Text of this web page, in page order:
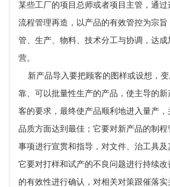
某些工厂的项目总师或者项目主管，通
流程管理再造，以产品的有效管控为宗
管、生产、物料、技术分工与协调，达
营。
新产品导入要把顾客的图样或设想，
靠、可以批量性生产的产品，使主导的
客的要求，最终使产品顺利地进入量产，
品质方面达到最佳；它要对新产品的制
事项进行宣贯和指导，对文件、治工具及
它要对打样和试产的不良问题进行持续
的有效性进行确认，对相关对策跟催落实